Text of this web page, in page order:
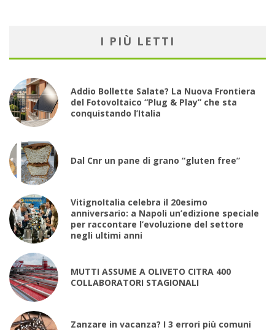
I PIÙ LETTI
Addio Bollette Salate? La Nuova Frontiera
del Fotovoltaico “Plug & Play” che sta
conquistando l’Italia
Dal Cnr un pane di grano “gluten free”
VitignoItalia celebra il 20esimo
anniversario: a Napoli un’edizione speciale
per raccontare l’evoluzione del settore
negli ultimi anni
MUTTI ASSUME A OLIVETO CITRA 400
COLLABORATORI STAGIONALI
Zanzare in vacanza? I 3 errori più comuni